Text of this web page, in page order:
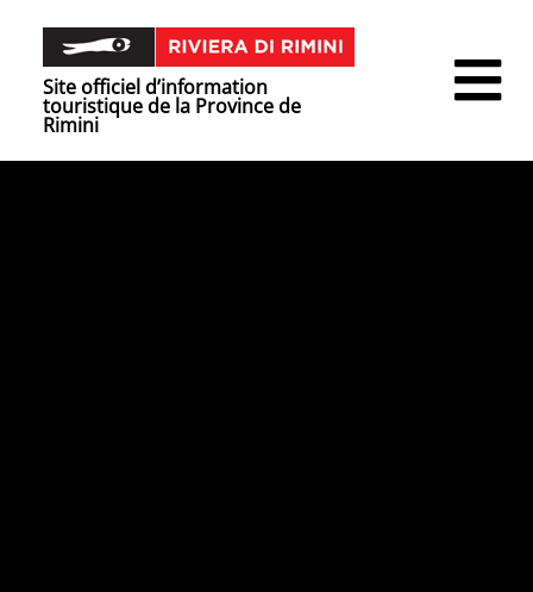
Site officiel d’information
touristique de la Province de
Rimini